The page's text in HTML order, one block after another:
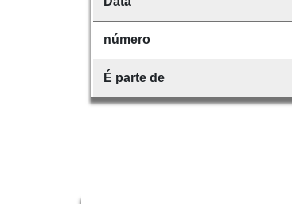
número
É parte de